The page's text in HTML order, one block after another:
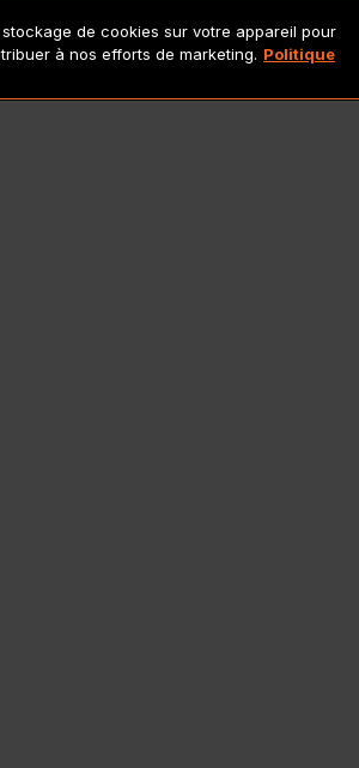
Copyright 2026 Lionbridge
de cookies sur votre appareil pour
à nos efforts de marketing. Politique